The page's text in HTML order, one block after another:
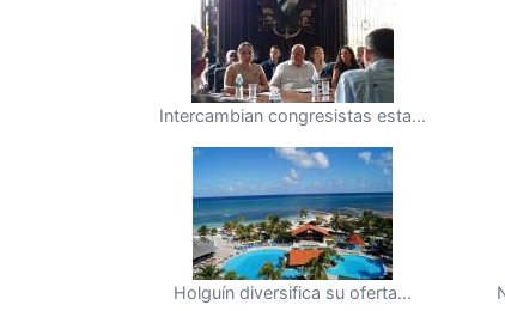
Intercambian congresistas esta...
Holguín diversifica su oferta...